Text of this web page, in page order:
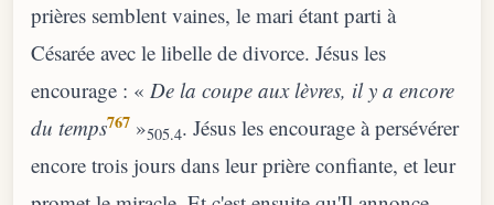
prières semblent vaines, le mari étant parti à
Césarée avec le libelle de divorce. Jésus les
encourage : « De la coupe aux lèvres, il y a encore
du temps767 »505.4. Jésus les encourage à persévérer
encore trois jours dans leur prière confiante, et leur